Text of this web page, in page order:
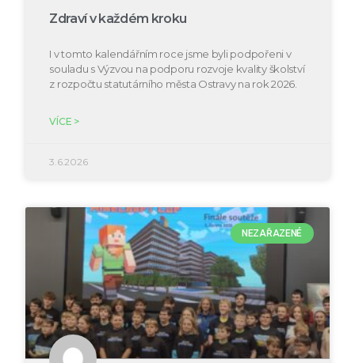
Zdraví v každém kroku
I v tomto kalendářním roce jsme byli podpořeni v
souladu s Výzvou na podporu rozvoje kvality školství
z rozpočtu statutárního města Ostravy na rok 2026.
VÍCE >
3.6.2026
NEZAŘAZENÉ